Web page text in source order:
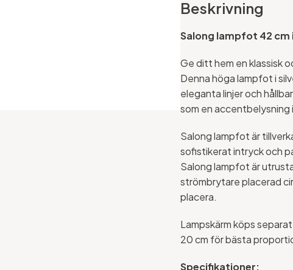
Beskrivning
Salong lampfot 42 cm
Ge ditt hem en klassisk
Denna höga lampfot i
eleganta linjer och
som en
Salong lampfot är
sofistikerat intryck och
Salong lampfot är
strömbrytare placerad
placera.
Lampskärm köps
20 cm för bästa
Specifikationer: